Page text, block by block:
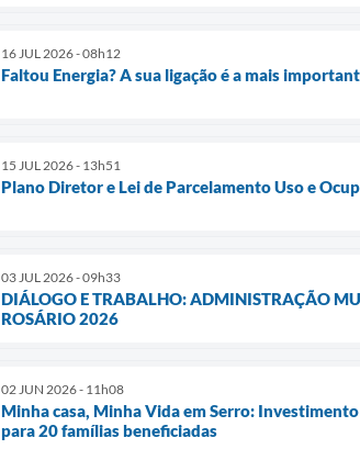
16 JUL 2026 - 08h12
Faltou Energia? A sua ligação é a mais
15 JUL 2026 - 13h51
Plano Diretor e Lei de Parcelamento Uso e
03 JUL 2026 - 09h33
DIÁLOGO E TRABALHO: ADMINISTRAÇÃO
ROSÁRIO 2026
02 JUN 2026 - 11h08
Minha casa, Minha Vida em Serro:
para 20 famílias beneficiadas